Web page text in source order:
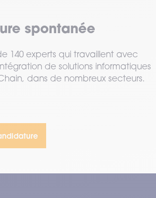
spontanée
140 experts qui travaillent avec
de solutions informatiques
dans de nombreux secteurs.